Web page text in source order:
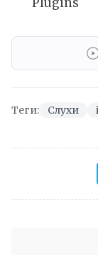
Теги: Слухи